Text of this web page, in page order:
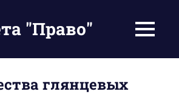
"Право" МЕНЮ
глянцевых